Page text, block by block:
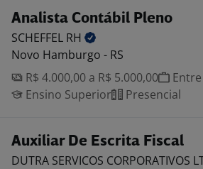
Analista Contábil Pleno
SCHEFFEL RH
Novo Hamburgo - RS
R$ 4.000,00 a R$ 5.000,00
Ensino Superior
Presencial
Auxiliar De Escrita Fiscal
DUTRA SERVICOS CORPORATIVOS